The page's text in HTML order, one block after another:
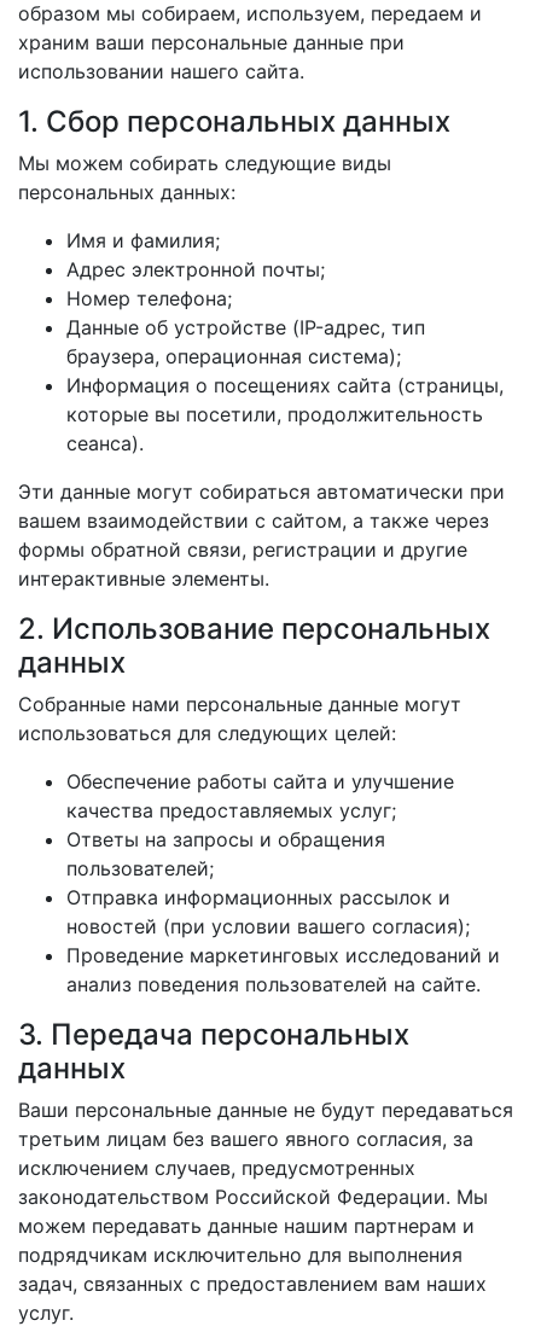
образом мы собираем, используем, передаем и
храним ваши персональные данные при
использовании нашего сайта.
1. Сбор персональных данных
Мы можем собирать следующие виды
персональных данных:
Имя и фамилия;
Адрес электронной почты;
Номер телефона;
Данные об устройстве (IP-адрес, тип
браузера, операционная система);
Информация о посещениях сайта (страницы,
которые вы посетили, продолжительность
сеанса).
Эти данные могут собираться автоматически при
вашем взаимодействии с сайтом, а также через
формы обратной связи, регистрации и другие
интерактивные элементы.
2. Использование персональных
данных
Собранные нами персональные данные могут
использоваться для следующих целей:
Обеспечение работы сайта и улучшение
качества предоставляемых услуг;
Ответы на запросы и обращения
пользователей;
Отправка информационных рассылок и
новостей (при условии вашего согласия);
Проведение маркетинговых исследований и
анализ поведения пользователей на сайте.
3. Передача персональных
данных
Ваши персональные данные не будут передаваться
третьим лицам без вашего явного согласия, за
исключением случаев, предусмотренных
законодательством Российской Федерации. Мы
можем передавать данные нашим партнерам и
подрядчикам исключительно для выполнения
задач, связанных с предоставлением вам наших
услуг.